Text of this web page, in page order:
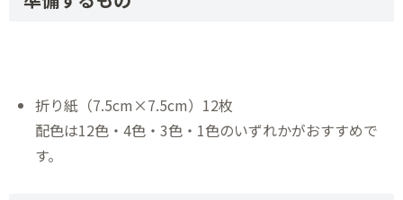
折り紙（7.5cm×7.5cm）12枚
配色は12色・4色・3色・1色のいずれかがおすすめで
す。